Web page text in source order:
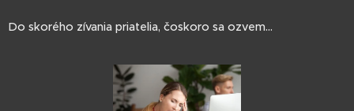
Do skorého zívania priatelia, čoskoro sa ozvem...